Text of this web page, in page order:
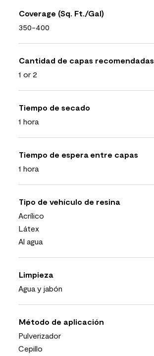
Coverage (Sq. Ft./Gal)
350-400
Cantidad de capas recomendadas
1 or 2
Tiempo de secado
1 hora
Tiempo de espera entre capas
1 hora
Tipo de vehículo de resina
Acrílico
Látex
Al agua
Limpieza
Agua y jabón
Método de aplicación
Pulverizador
Cepillo